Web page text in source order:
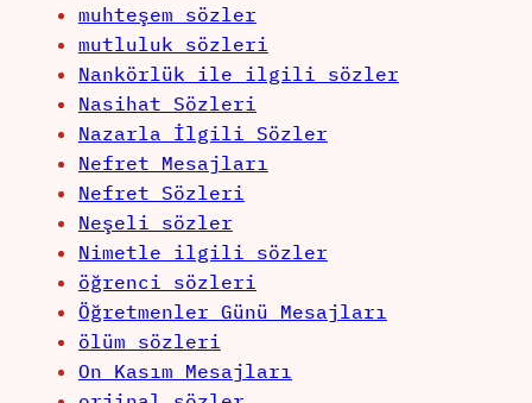
muhteşem sözler
mutluluk sözleri
Nankörlük ile ilgili sözler
Nasihat Sözleri
Nazarla İlgili Sözler
Nefret Mesajları
Nefret Sözleri
Neşeli sözler
Nimetle ilgili sözler
öğrenci sözleri
Öğretmenler Günü Mesajları
ölüm sözleri
On Kasım Mesajları